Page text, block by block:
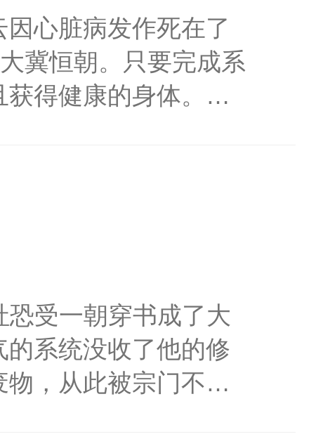
科书版：“长留我没
在病床上，惨白着双
谅你的离去。”沈长留
的人，突然醒
想要爬下龙床，却
皇后娘娘发现我就不
把人扣到怀里，安
，我怀了你的孩
批元帅：“你胡说什
表示：果然不愧是
心脏病发作死在了
冀恒朝。只要完成系
得健康的身体。大
去到大冀恒朝，为恒
于历史上的王朝，
头上多了一颗红色
开始在后宫中谋
后位。
受一朝穿书成了大
系统没收了他的修
，从此被宗门不管